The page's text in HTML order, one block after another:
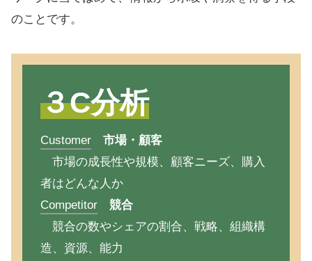
のことです。
３C分析
Customer
市場・顧客
市場の成長性や規模、顧客ニーズ、購入
者はどんな人か
Competitor
競合
競合の数やシェアの割合、戦略、組織構
造、資源、能力